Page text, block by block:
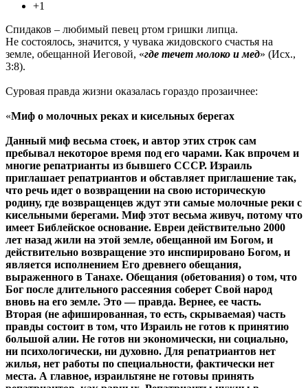
+1
Спидаков – любимый певец ртом гришки липца.
Не состоялось, значится, у чувака жидовского счастья на
земле, обещанной Иеговой, «где течет молоко и мед» (Исх.,
3:8).
Суровая правда жизни оказалась гораздо прозаичнее:
«Миф о молочных реках и кисельных берегах
Данный миф весьма стоек, и автор этих строк сам
пребывал некоторое время под его чарами. Как впрочем и
многие репатрианты из бывшего СССР. Израиль
приглашает репатриантов и обставляет приглашение так,
что речь идет о возвращении на свою историческую
родину, где возвращенцев ждут эти самые молочные реки с
кисельными берегами. Миф этот весьма живуч, потому что
имеет Библейское основание. Евреи действительно 2000
лет назад жили на этой земле, обещанной им Богом, и
действительно возвращение это инспирировано Богом, и
является исполнением Его древнего обещания,
выраженного в Танахе. Обещания (обетования) о том, что
Бог после длительного рассеяния соберет Свой народ
вновь на его земле. Это — правда. Вернее, ее часть.
Вторая (не афишированная, то есть, скрываемая) часть
правды состоит в том, что Израиль не готов к принятию
большой алии. Не готов ни экономически, ни социально,
ни психологически, ни духовно. Для репатриантов нет
жилья, нет работы по специальности, фактически нет
места. А главное, израильтяне не готовы принять